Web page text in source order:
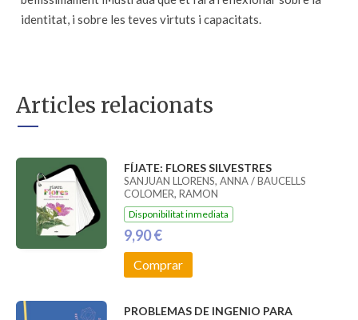
identitat, i sobre les teves virtuts i capacitats.
Articles relacionats
FÍJATE: FLORES SILVESTRES
SANJUAN LLORENS, ANNA / BAUCELLS
COLOMER, RAMON
Disponibilitat inmediata
9,90 €
Comprar
PROBLEMAS DE INGENIO PARA